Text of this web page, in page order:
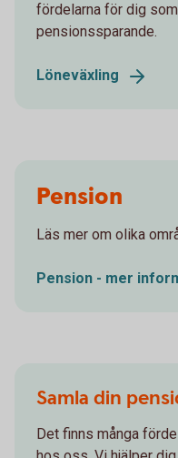
fördelarna för dig
pensionssparande.
Löneväxling
Pension
Läs mer om olika
Pension - mer
Samla din
Det finns många